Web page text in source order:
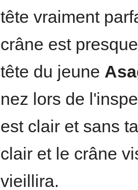
tête vraiment
crâne est
tête du jeune
nez lors de
est clair et sans
clair et le crâne
vieillira.